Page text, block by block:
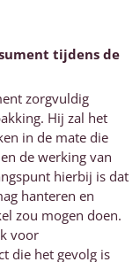
tijdens de
zorgvuldig
Hij zal het
in de mate die
de werking van
hierbij is dat
hanteren en
zou mogen doen.
voor
die het gevolg is